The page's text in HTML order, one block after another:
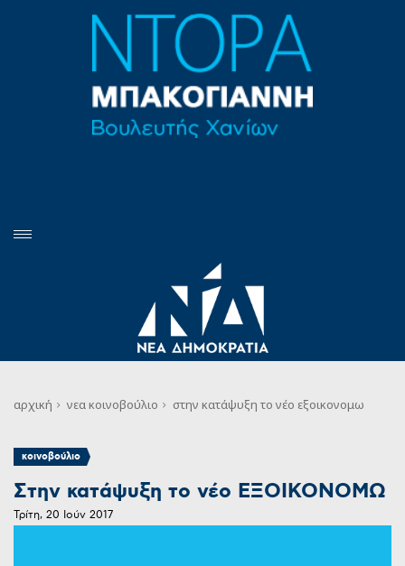
αρχική νεα κοινοβούλιο στην κατάψυξη το νέο εξοικονομω
κοινοβούλιο
Στην κατάψυξη το νέο ΕΞΟΙΚΟΝΟΜΩ
Τρίτη, 20 Ιούν 2017